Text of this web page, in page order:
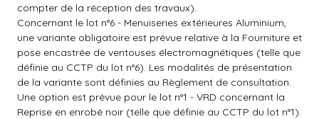
compter de la réception des travaux).
Concernant le lot n°6 - Menuiseries extérieures Aluminium,
une variante obligatoire est prévue relative à la Fourniture et
pose encastrée de ventouses électromagnétiques (telle que
définie au CCTP du lot n°6). Les modalités de présentation
de la variante sont définies au Règlement de consultation.
Une option est prévue pour le lot n°1 - VRD concernant la
Reprise en enrobé noir (telle que définie au CCTP du lot n°1).